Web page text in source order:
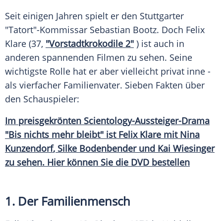
Seit einigen Jahren spielt er den Stuttgarter
"Tatort"-Kommissar Sebastian Bootz. Doch Felix
Klare (37, "Vorstadtkrokodile 2" ) ist auch in
anderen spannenden Filmen zu sehen. Seine
wichtigste Rolle hat er aber vielleicht privat inne -
als vierfacher Familienvater. Sieben Fakten über
den Schauspieler:
Im preisgekrönten Scientology-Aussteiger-Drama
"Bis nichts mehr bleibt" ist Felix Klare mit Nina
Kunzendorf, Silke Bodenbenderund Kai Wiesinger
zu sehen. Hier können Sie die DVD bestellen
1. Der Familienmensch